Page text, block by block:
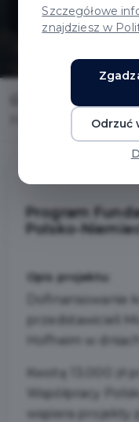
Fundusze
Program Fundacji
Program
Polsko-
Opis projektu:
Dofinansowanie
przedstawicieli
Hofheim w dniach
Kwotę 13.000 zł
Współpracy
wspiera projekty
Szczegółowe
znajdziesz w
Odrzuć